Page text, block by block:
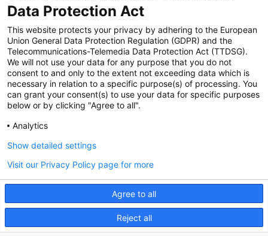
Zertifiziert für das QM-System nach DIN EN
ISO 9001: 2015, Reg.-Nr. 44 100 091350
durch TÜV NORD CERT
Zertifiziert für Sicherheits- und
Zertifiziert als qualifiziertes Unternehmen für
öffentliche Aufträge durch das ABZ Bayern
im Auftrag der IHK und Handwerks-
kammern in Bayern
Data Protection Act
This website protects your privacy by adhering to the European
Union General Data Protection Regulation (GDPR) and the
Telecommunications-Telemedia Data Protection Act (TTDSG).
We will not use your data for any purpose that you do not
consent to and only to the extent not exceeding data which is
necessary in relation to a specific purpose(s) of processing. You
can grant your consent(s) to use your data for specific purposes
below or by clicking "Agree to all".
Analytics
Agree to all
Reject all
Show detailed settings
Visit our Privacy Policy page for more